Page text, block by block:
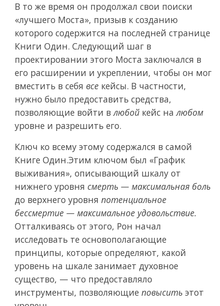
В то же время он продолжал свои поиски
«лучшего Моста», призыв к созданию
которого содержится на последней странице
Книги Один. Следующий шаг в
проектировании этого Моста заключался в
его расширении и укреплении, чтобы он мог
вместить в себя все кейсы. В частности,
нужно было предоставить средства,
позволяющие войти влюбой кейс налюбом
уровне и разрешить его.
Ключ ко всему этому содержался в самой
Книге Один.Этим ключом был «График
выживания», описывающий шкалу от
нижнего уровня смерть — максимальная боль
до верхнего уровня потенциальное
бессмертие — максимальное удовольствие.
Отталкиваясь от этого, Рон начал
исследовать те основополагающие
принципы, которые определяют, какой
уровень на шкале занимает духовное
существо, — что предоставляло
инструменты, позволяющие повысить этот